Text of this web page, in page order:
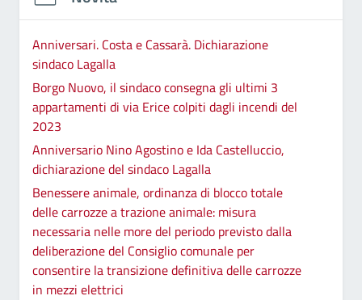
Anniversari. Costa e Cassarà. Dichiarazione
sindaco Lagalla
Borgo Nuovo, il sindaco consegna gli ultimi 3
appartamenti di via Erice colpiti dagli incendi del
2023
Anniversario Nino Agostino e Ida Castelluccio,
dichiarazione del sindaco Lagalla
Benessere animale, ordinanza di blocco totale
delle carrozze a trazione animale: misura
necessaria nelle more del periodo previsto dalla
deliberazione del Consiglio comunale per
consentire la transizione definitiva delle carrozze
in mezzi elettrici